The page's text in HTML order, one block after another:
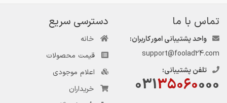
تماس با ما
واحد پشتیبانی امور کاربران:
support@foolad24.com
تلفن پشتیبانی:
03135060000
دسترسی سریع
خانه
قیمت محصولات
اعلام موجودی
خریداران